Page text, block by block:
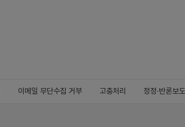
이메일 무단수집 거부 고충처리 정정·반론보도